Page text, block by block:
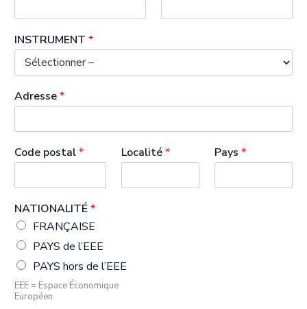
INSTRUMENT *
Adresse*
Code postal* Localité* Pays *
NATIONALITÉ*
FRANÇAISE
PAYS de l’EEE
PAYS hors de l’EEE
EEE = Espace Économique
Européen